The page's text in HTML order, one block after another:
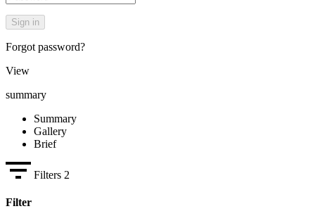
Forgot password?
View
summary
Summary
Gallery
Brief
Filters 2
Filter